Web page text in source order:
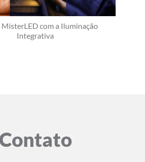
MisterLED com a Iluminação
Integrativa